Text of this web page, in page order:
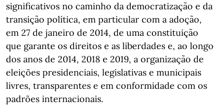
significativos no caminho da democratização e da
transição política, em particular com a adoção,
em 27 de janeiro de 2014, de uma constituição
que garante os direitos e as liberdades e, ao longo
dos anos de 2014, 2018 e 2019, a organização de
eleições presidenciais, legislativas e municipais
livres, transparentes e em conformidade com os
padrões internacionais.